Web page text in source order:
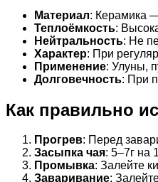
Материал: Керамика
Теплоёмкость:
Нейтральность: Не
Характер: При
Применение: Улуны,
Долговечность: При
Как правильно
Прогрев: Перед
Засыпка чая: 5–7г на
Промывка: Залейте
Заваривание: